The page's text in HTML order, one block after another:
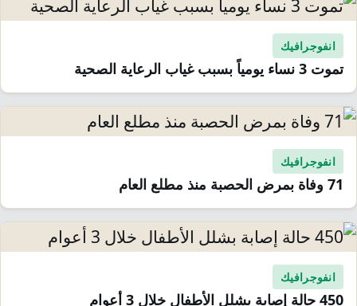
انفوجرافيك
تموت 3 نساء يومياً بسبب غياب الرعاية الصحية
انفوجرافيك
71 وفاة بمرض الحصبة منذ مطلع العام
انفوجرافيك
450 حالة إصابة بشلل الأطفال خلال 3 أعوام